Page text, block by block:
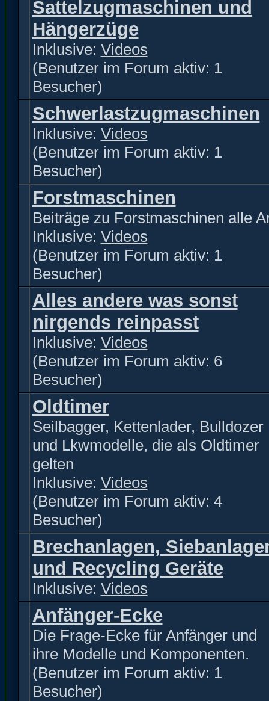
Sattelzugmaschinen und
Hängerzüge
Inklusive: Videos
(Benutzer im Forum aktiv: 1
Besucher)
Schwerlastzugmaschinen
Inklusive: Videos
(Benutzer im Forum aktiv: 1
Besucher)
Forstmaschinen
Beiträge zu Forstmaschinen alle
Inklusive: Videos
(Benutzer im Forum aktiv: 1
Besucher)
Alles andere was sonst
nirgends reinpasst
Inklusive: Videos
(Benutzer im Forum aktiv: 6
Besucher)
Oldtimer
Seilbagger, Kettenlader, Bulldozer
und Lkwmodelle, die als Oldtimer
gelten
Inklusive: Videos
(Benutzer im Forum aktiv: 4
Besucher)
Brechanlagen,
und Recycling Geräte
Inklusive: Videos
Anfänger-Ecke
Die Frage-Ecke für Anfänger und
ihre Modelle und Komponenten.
(Benutzer im Forum aktiv: 1
Besucher)